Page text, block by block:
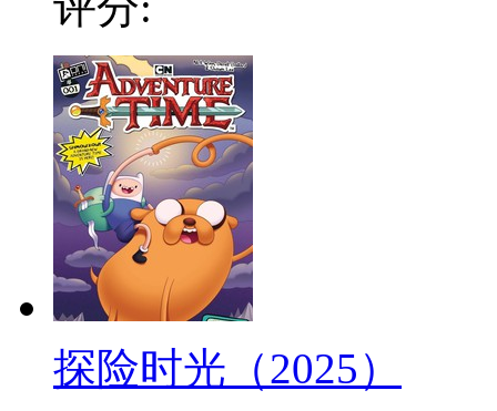
探险时光（2025）